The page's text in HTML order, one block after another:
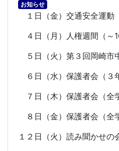
お知らせ
１日（金）交通安全運動
４日（月）人権週間（～
５日（火）第３回岡崎市
６日（水）保護者会（３
７日（木）保護者会（全
８日（金）保護者会（全
１２日（火）読み聞かせの